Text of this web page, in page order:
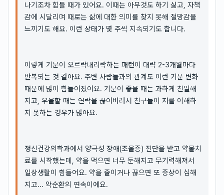
나기조차 힘들 때가 있어요. 이때는 아무것도 하기 싫고, 자책
감에 시달리며 때로는 삶에 대한 의미를 찾지 못해 절망감을
느끼기도 해요. 이런 상태가 몇 주씩 지속되기도 합니다.
이렇게 기분이 오르락내리락하는 패턴이 대략 2-3개월마다
반복되는 것 같아요. 주변 사람들과의 관계도 이런 기분 변화
때문에 많이 힘들어졌어요. 기분이 좋을 때는 과하게 친밀해
지고, 우울할 때는 연락을 끊어버려서 친구들이 저를 이해하
지 못하는 경우가 많아요.
정신건강의학과에서 양극성 장애(조울증) 진단을 받고 약물치
료를 시작했는데, 약을 먹으면 너무 둔해지고 무기력해져서
일상생활이 힘들어요. 약을 줄이거나 끊으면 또 증상이 심해
지고... 악순환의 연속이에요.